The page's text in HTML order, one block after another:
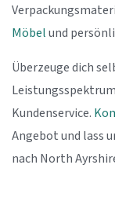
Möbelund
Überzeuge dich
Kundenservice.
Angebot und lass
nach North